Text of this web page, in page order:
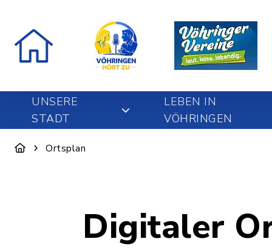
UNSERE
STADT
LEBEN IN
VÖHRINGEN
Ortsplan
Digitaler